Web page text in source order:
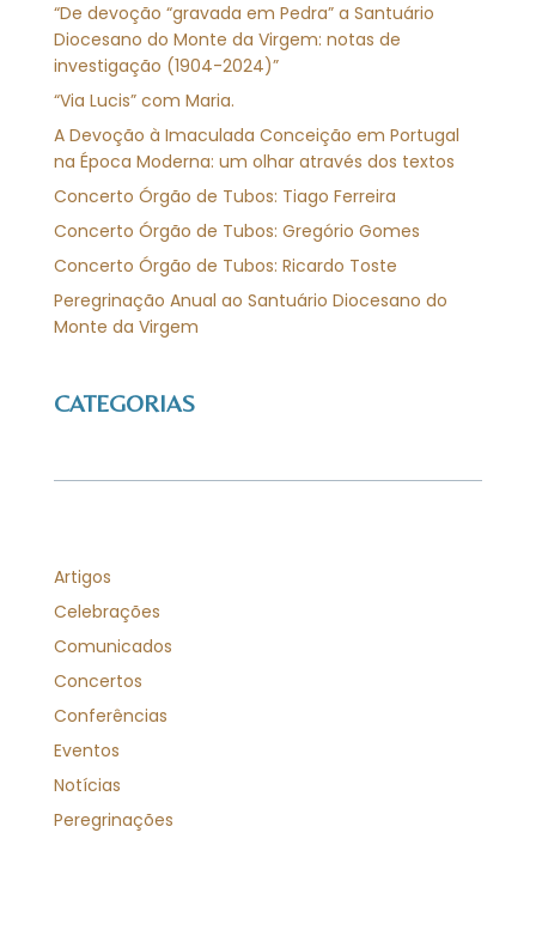
“De devoção “gravada em Pedra” a Santuário
Diocesano do Monte da Virgem: notas de
investigação (1904-2024)”
“Via Lucis” com Maria.
A Devoção à Imaculada Conceição em Portugal
na Época Moderna: um olhar através dos textos
Concerto Órgão de Tubos: Tiago Ferreira
Concerto Órgão de Tubos: Gregório Gomes
Concerto Órgão de Tubos: Ricardo Toste
Peregrinação Anual ao Santuário Diocesano do
Monte da Virgem
CATEGORIAS
Artigos
Celebrações
Comunicados
Concertos
Conferências
Eventos
Notícias
Peregrinações